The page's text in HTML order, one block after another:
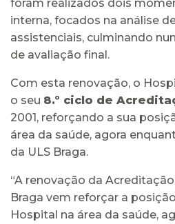
foram realizados dois
interna, focados na análise
assistenciais, culminando
de avaliação final.
Com esta renovação, o
o seu 8.º ciclo de
2001, reforçando a sua
área da saúde, agora
da ULS Braga.
“A renovação da
Braga vem reforçar a
Hospital na área da saúde,